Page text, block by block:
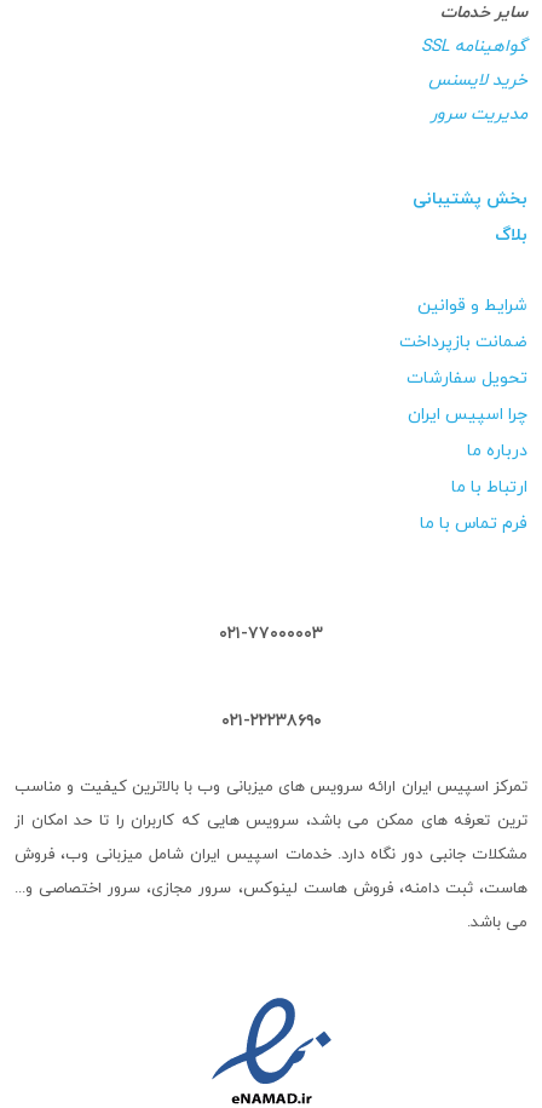
سایر خدمات
گواهینامه SSL
خرید لایسنس
مدیریت سرور
بخش پشتیبانی
بلاگ
شرایط و قوانین
ضمانت بازپرداخت
تحویل سفارشات
چرا اسپیس ایران
درباره ما
ارتباط با ما
فرم تماس با ما
۰۲۱-۷۷۰۰۰۰۰۳
۰۲۱-۲۲۲۳۸۶۹۰
تمرکز اسپیس ایران ارائه سرویس های میزبانی وب با بالاترین کیفیت و مناسب
ترین تعرفه های ممکن می باشد، سرویس هایی که کاربران را تا حد امکان از
مشکلات جانبی دور نگاه دارد. خدمات اسپیس ایران شامل میزبانی وب، فروش
هاست، ثبت دامنه، فروش هاست لینوکس، سرور مجازی، سرور اختصاصی و...
می باشد.